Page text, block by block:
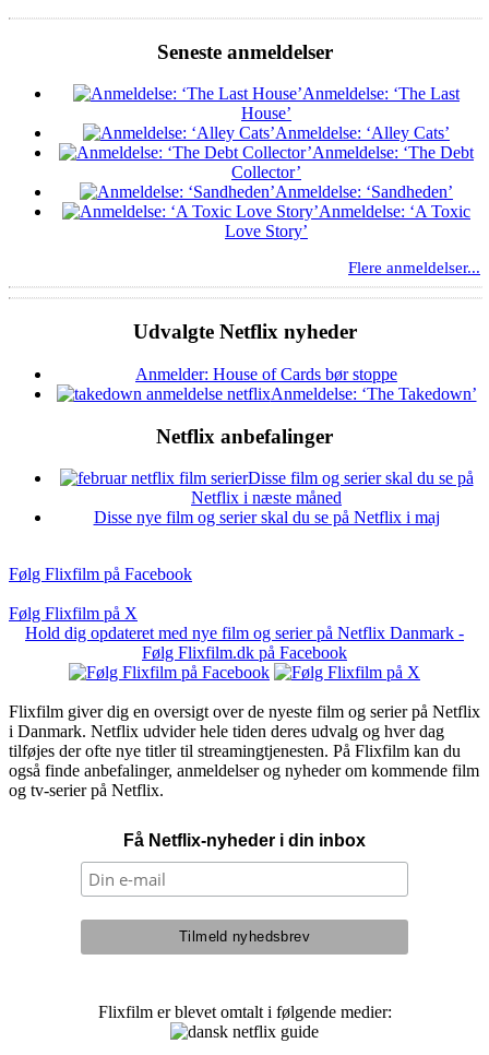
Seneste anmeldelser
Anmeldelse: ‘The Last
House’
Anmeldelse: ‘Alley Cats’
Anmeldelse: ‘The Debt
Collector’
Anmeldelse: ‘Sandheden’
Anmeldelse: ‘A Toxic
Love Story’
Flere anmeldelser...
Udvalgte Netflix nyheder
Anmelder: House of Cards bør stoppe
Anmeldelse: ‘The Takedown’
Netflix anbefalinger
Disse film og serier skal du se på
Netflix i næste måned
Disse nye film og serier skal du se på Netflix i maj
Følg Flixfilm på Facebook
Følg Flixfilm på X
Hold dig opdateret med nye film og serier på Netflix Danmark -
Følg Flixfilm.dk på Facebook
Flixfilm giver dig en oversigt over de nyeste film og serier på Netflix
i Danmark. Netflix udvider hele tiden deres udvalg og hver dag
tilføjes der ofte nye titler til streamingtjenesten. På Flixfilm kan du
også finde anbefalinger, anmeldelser og nyheder om kommende film
og tv-serier på Netflix.
Få Netflix-nyheder i din inbox
Flixfilm er blevet omtalt i følgende medier: